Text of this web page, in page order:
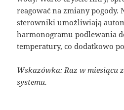
reagować na zmiany pogody.
sterowniki umożliwiają
harmonogramu podlewania
temperatury, co dodatkowo
Wskazówka: Raz w miesiącu
systemu.